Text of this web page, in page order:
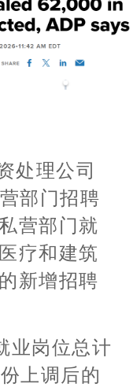
处理公司
部门招聘
营部门就
疗和建筑
新增招聘
业岗位总计
上调后的